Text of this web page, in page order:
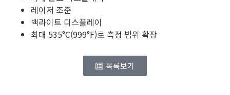
레이저 조준
백라이트 디스플레이
최대 535°C(999°F)로 측정 범위 확장
목록보기